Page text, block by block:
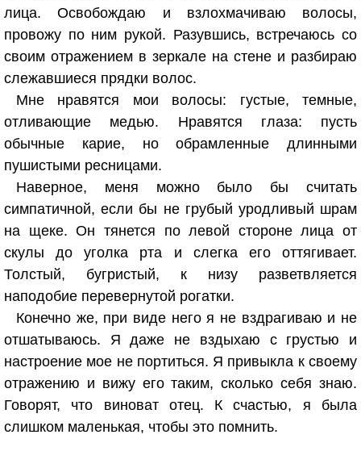
лица. Освобождаю и взлохмачиваю волосы,
провожу по ним рукой. Разувшись, встречаюсь со
своим отражением в зеркале на стене и разбираю
слежавшиеся прядки волос.
Мне нравятся мои волосы: густые, темные,
отливающие медью. Нравятся глаза: пусть
обычные карие, но обрамленные длинными
пушистыми ресницами.
Наверное, меня можно было бы считать
симпатичной, если бы не грубый уродливый шрам
на щеке. Он тянется по левой стороне лица от
скулы до уголка рта и слегка его оттягивает.
Толстый, бугристый, к низу разветвляется
наподобие перевернутой рогатки.
Конечно же, при виде него я не вздрагиваю и не
отшатываюсь. Я даже не вздыхаю с грустью и
настроение мое не портиться. Я привыкла к своему
отражению и вижу его таким, сколько себя знаю.
Говорят, что виноват отец. К счастью, я была
слишком маленькая, чтобы это помнить.